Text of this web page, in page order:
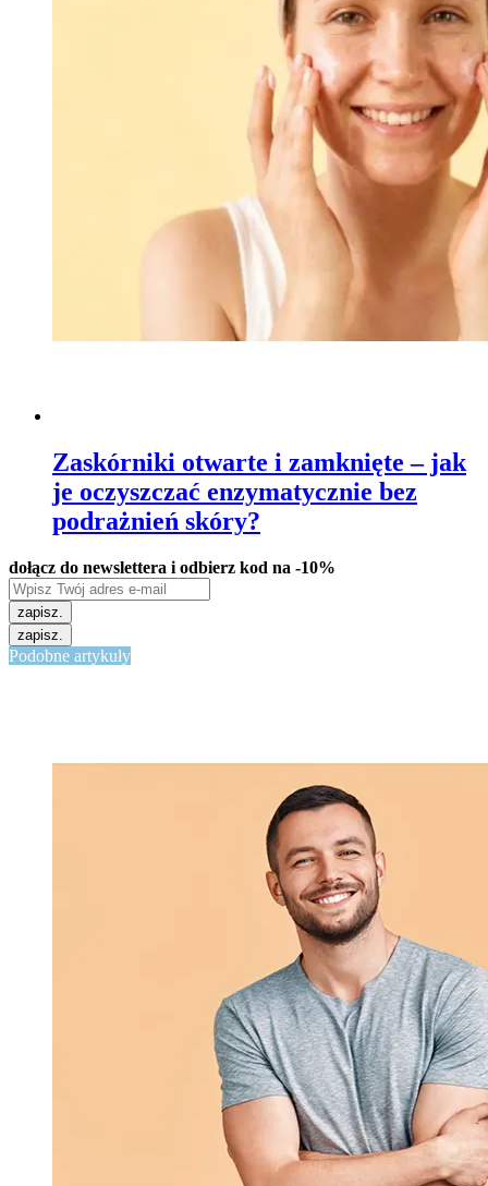
Zaskórniki otwarte i zamknięte – jak
je oczyszczać enzymatycznie bez
podrażnień skóry?
dołącz do newslettera i odbierz kod na -10%
zapisz.
zapisz.
Podobne artykuły